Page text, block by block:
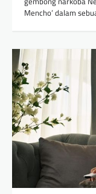
Mencho’ dalam